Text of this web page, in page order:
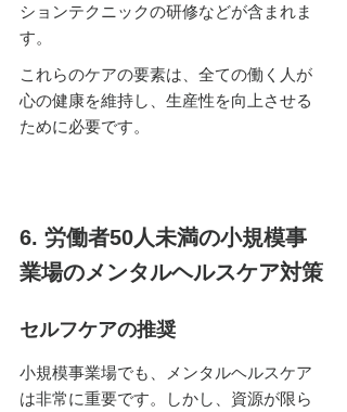
ションテクニックの研修などが含まれま
す。
これらのケアの要素は、全ての働く人が
心の健康を維持し、生産性を向上させる
ために必要です。
6. 労働者50人未満の小規模事
業場のメンタルヘルスケア対策
セルフケアの推奨
小規模事業場でも、メンタルヘルスケア
は非常に重要です。しかし、資源が限ら